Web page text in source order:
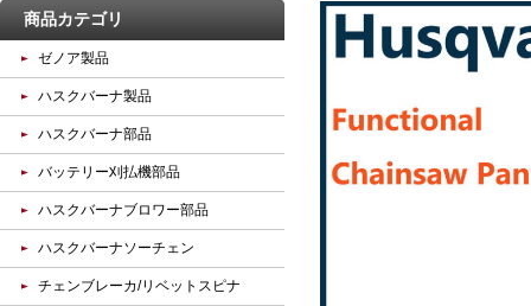
商品カテゴリ
ゼノア製品
ハスクバーナ製品
ハスクバーナ部品
バッテリー刈払機部品
ハスクバーナブロワー部品
ハスクバーナソーチェン
チェンブレーカ/リベットスピナ